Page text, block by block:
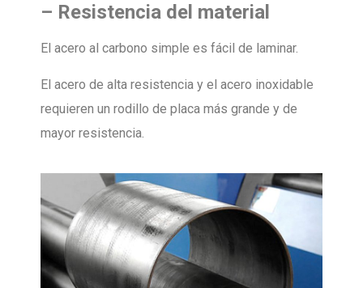
– Resistencia del material
El acero al carbono simple es fácil de laminar.
El acero de alta resistencia y el acero inoxidable
requieren un rodillo de placa más grande y de
mayor resistencia.